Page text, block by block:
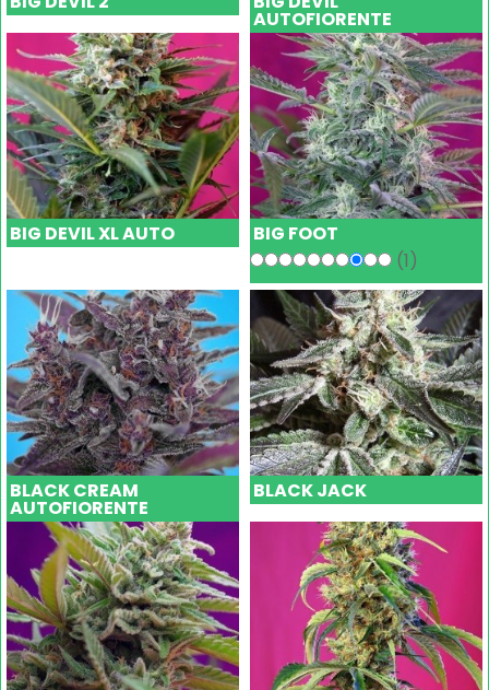
AUTOFIORENTE
BIG DEVIL XL AUTO
BIG FOOT
(1)
BLACK CREAM
AUTOFIORENTE
BLACK JACK